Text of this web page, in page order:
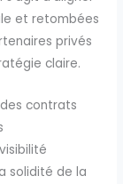
et retombées
privés
claire.
contrats
solidité de la